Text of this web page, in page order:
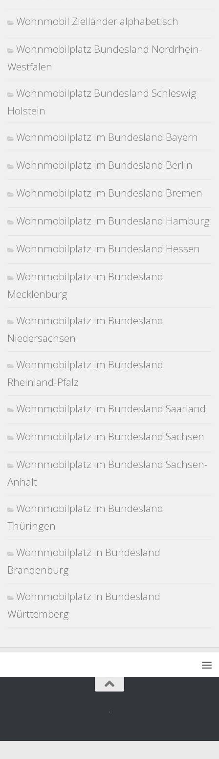
Wohnmobil Zielländer alphabetisch
Wohnmobilplatz Bundesland Nordrhein-
Westfalen
Wohnmobilplatz Bundesland Schleswig
Holstein
Wohnmobilplatz im Bundesland Bayern
Wohnmobilplatz im Bundesland Berlin
Wohnmobilplatz im Bundesland Bremen
Wohnmobilplatz im Bundesland Hamburg
Wohnmobilplatz im Bundesland Hessen
Wohnmobilplatz im Bundesland
Mecklenburg
Wohnmobilplatz im Bundesland
Niedersachsen
Wohnmobilplatz im Bundesland
Rheinland-Pfalz
Wohnmobilplatz im Bundesland Saarland
Wohnmobilplatz im Bundesland Sachsen
Wohnmobilplatz im Bundesland Sachsen-
Anhalt
Wohnmobilplatz im Bundesland
Thüringen
Wohnmobilplatz in Bundesland
Brandenburg
Wohnmobilplatz in Bundesland
Württemberg
.